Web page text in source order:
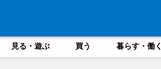
見る・遊ぶ 買う 暮らす・働く